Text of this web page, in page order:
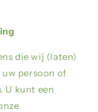
die wij (laten)
persoon of
U kunt een